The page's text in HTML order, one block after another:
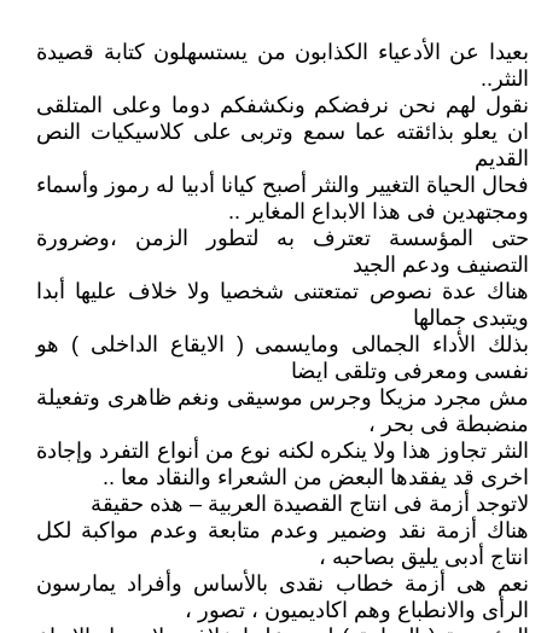
بعيدا عن الأدعياء الكذابون من يستسهلون كتابة قصيدة
النثر..
نقول لهم نحن نرفضكم ونكشفكم دوما وعلى المتلقى
ان يعلو بذائقته عما سمع وتربى على كلاسيكيات النص
القديم
فحال الحياة التغيير والنثر أصبح كيانا أدبيا له رموز وأسماء
ومجتهدين فى هذا الابداع المغاير ..
حتى المؤسسة تعترف به لتطور الزمن ،وضرورة
التصنيف ودعم الجيد
هناك عدة نصوص تمتعتنى شخصيا ولا خلاف عليها أبدا
ويتبدى جمالها
بذلك الأداء الجمالى ومايسمى ( الايقاع الداخلى ) هو
نفسى ومعرفى وتلقى ايضا
مش مجرد مزيكا وجرس موسيقى ونغم ظاهرى وتفعيلة
منضبطة فى بحر ،
النثر تجاوز هذا ولا ينكره لكنه نوع من أنواع التفرد وإجادة
اخرى قد يفقدها البعض من الشعراء والنقاد معا ..
لاتوجد أزمة فى انتاج القصيدة العربية – هذه حقيقة
هناك أزمة نقد وضمير وعدم متابعة وعدم مواكبة لكل
انتاج أدبى يليق بصاحبه ،
نعم هى أزمة خطاب نقدى بالأساس وأفراد يمارسون
الرأى والانطباع وهم اكاديميون ، تصور ،